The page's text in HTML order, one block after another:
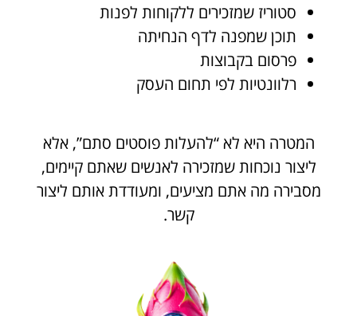
סטוריז שמזכירים ללקוחות לפנות
תוכן שמפנה לדף הנחיתה
פרסום בקבוצות
רלוונטיות לפי תחום העסק
המטרה היא לא “להעלות פוסטים סתם”, אלא
ליצור נוכחות שמזכירה לאנשים שאתם קיימים,
מסבירה מה אתם מציעים, ומעודדת אותם ליצור
קשר.